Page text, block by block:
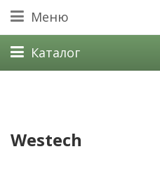
Меню
Каталог
Westech